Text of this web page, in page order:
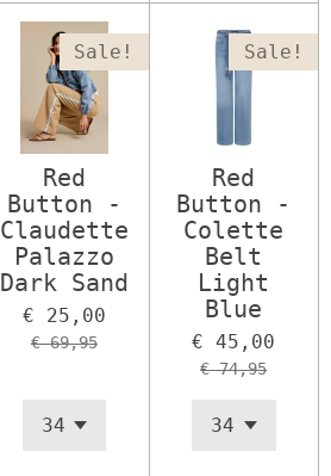
Sale!
Red
Button -
Claudette
Palazzo
Dark Sand
€ 25,00
€ 69,95
Sale!
Red
Button -
Colette
Belt
Light
Blue
€ 45,00
€ 74,95